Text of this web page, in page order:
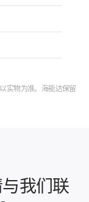
实物为准。海能达保留
我们联